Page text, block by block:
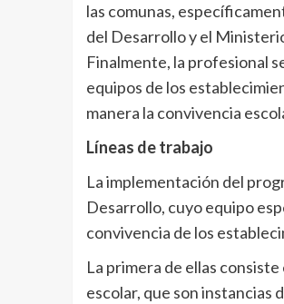
las comunas,
del Desarrollo y el
Finalmente, la profesional
equipos de los
manera la convivencia
Líneas de trabajo
La implementación del
Desarrollo, cuyo equipo
convivencia de los
La primera de ellas
escolar, que son instancias